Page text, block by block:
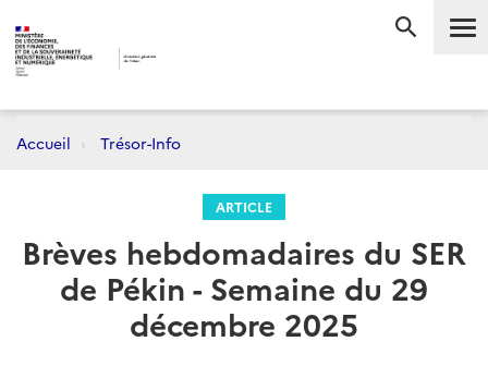
Accueil Trésor-Info
ARTICLE
Brèves hebdomadaires du SER
de Pékin - Semaine du 29
décembre 2025